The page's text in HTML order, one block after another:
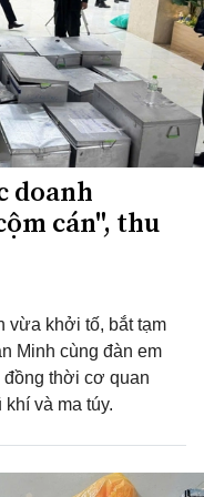
doanh
cán", thu
vừa khởi tố, bắt tạm
Minh cùng đàn em
đồng thời cơ quan
và ma túy.